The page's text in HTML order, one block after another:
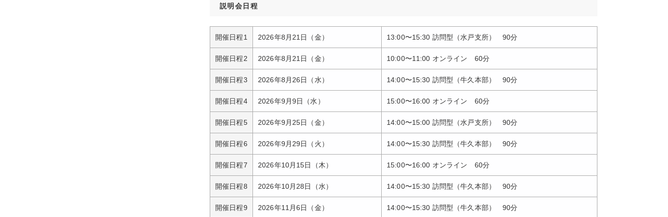
説明会日程
開催日程1 2026年8月21日（金） 13:00〜15:30 訪問型（水戸支所） 90分
開催日程2 2026年8月21日（金） 10:00〜11:00 オンライン 60分
開催日程3 2026年8月26日（水） 14:00〜15:30 訪問型（牛久本部） 90分
開催日程4 2026年9月9日（水） 15:00〜16:00 オンライン 60分
開催日程5 2026年9月25日（金） 14:00〜15:00 訪問型（水戸支所） 90分
開催日程6 2026年9月29日（火） 14:00〜15:30 訪問型（牛久本部） 90分
開催日程7 2026年10月15日（木） 15:00〜16:00 オンライン 60分
開催日程8 2026年10月28日（水） 14:00〜15:30 訪問型（牛久本部） 90分
開催日程9 2026年11月6日（金） 14:00〜15:30 訪問型（牛久本部） 90分